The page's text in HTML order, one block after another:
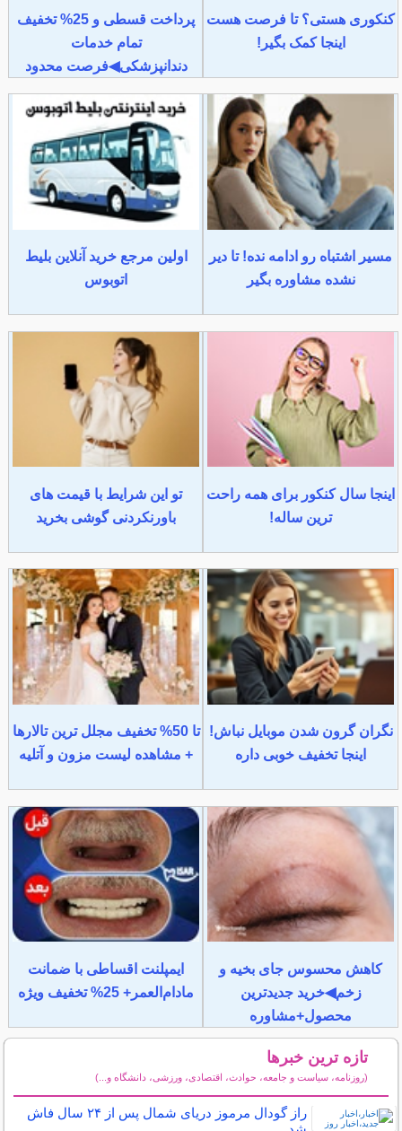
کنکوری هستی؟ تا فرصت هست
اینجا کمک بگیر!
پرداخت قسطی و 25% تخفیف
تمام خدمات
دندانپزشکی◀فرصت محدود
مسیر اشتباه رو ادامه نده! تا دیر
نشده مشاوره بگیر
اولین مرجع خرید آنلاین بلیط
اتوبوس
اینجا سال کنکور برای همه راحت
ترین ساله!
تو این شرایط با قیمت های
باورنکردنی گوشی بخرید
نگران گرون شدن موبایل نباش!
اینجا تخفیف خوبی داره
تا 50% تخفیف مجلل ترین تالارها
+ مشاهده لیست مزون و آتلیه
کاهش محسوس جای بخیه و
زخم◀خرید جدیدترین
محصول+مشاوره
ایمپلنت اقساطی با ضمانت
مادام‌العمر+ 25% تخفیف ویژه
تازه ترین خبرها
(روزنامه، سیاست و جامعه، حوادث، اقتصادی، ورزشی، دانشگاه و...)
راز گودال مرموز دریای شمال پس از ۲۴ سال فاش